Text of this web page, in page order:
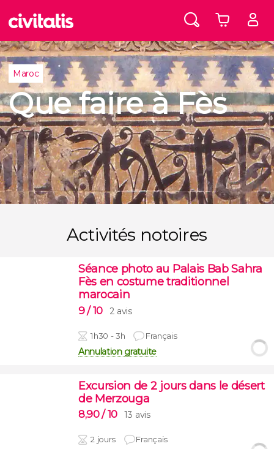
Maroc
Que faire à Fès
Activités notoires
Séance photo au Palais Bab Sahra
Fès en costume traditionnel
marocain
9/ 10 2 avis
1h30 - 3h Français
Annulation gratuite
Excursion de 2 jours dans le désert
de Merzouga
8,90/ 10 13 avis
2 jours Français